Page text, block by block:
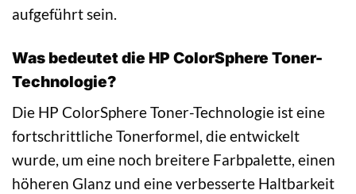
aufgeführt sein.
Was bedeutet die HP ColorSphere Toner-
Technologie?
Die HP ColorSphere Toner-Technologie ist eine
fortschrittliche Tonerformel, die entwickelt
wurde, um eine noch breitere Farbpalette, einen
höheren Glanz und eine verbesserte Haltbarkeit